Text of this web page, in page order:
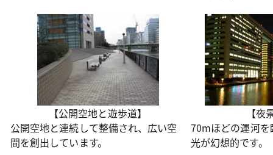
【公開空地と遊歩道】
【夜
公開空地と連続して整備され、広い空
間を創出しています。
70mほどの運河
光が幻想的です。